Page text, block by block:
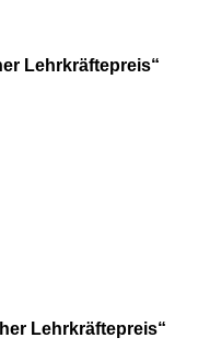
Lehrkräftepreis“
Lehrkräftepreis“